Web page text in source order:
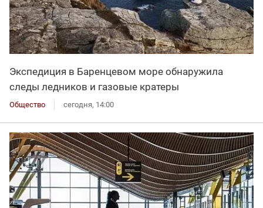
Экспедиция в Баренцевом море обнаружила
следы ледников и газовые кратеры
Общество сегодня, 14:00